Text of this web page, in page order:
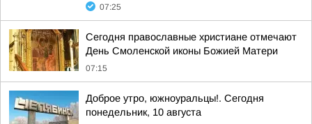
07:25
Сегодня православные христиане отмечают
День Смоленской иконы Божией Матери
07:15
Доброе утро, южноуральцы!. Сегодня
понедельник, 10 августа